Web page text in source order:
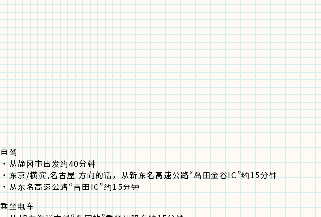
自驾
・从静冈市出发约40分钟
・东京/横滨,名古屋 方向的话，从新东名高速公路“岛田金谷IC”约15分钟
・从东名高速公路“吉田IC”约15分钟
乘坐电车